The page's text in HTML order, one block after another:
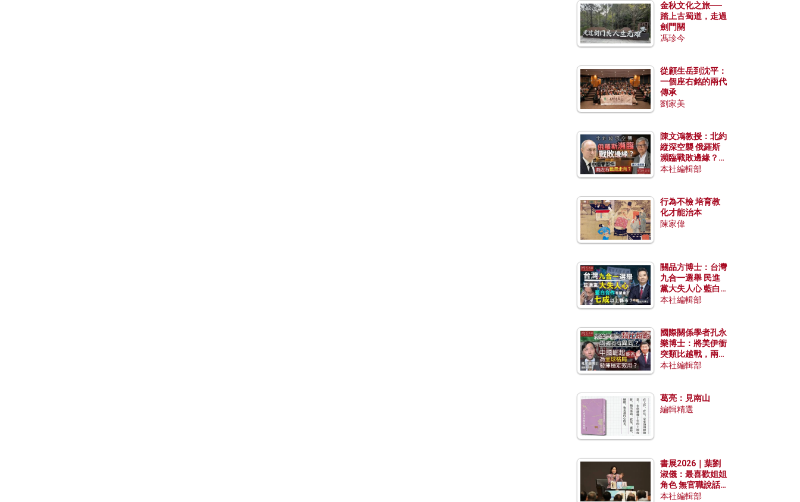
金秋文化之旅──
踏上古蜀道，走過
劍門關
馮珍今
從顧生岳到沈平：
一個座右銘的兩代
傳承
劉家美
陳文鴻教授：北約
縱深空襲 俄羅斯
瀕臨戰敗邊緣？中
國零部件能左右戰
本社編輯部
行為不檢 培育教
化才能治本
陳家偉
關品方博士：台灣
九合一選舉 民進
黨大失人心 藍白
合作有望拿下七成
本社編輯部
國際關係學者孔永
樂博士：將美伊衝
突類比越戰，兩者
有何異同？中國崛
本社編輯部
葛亮：見南山
編輯精選
書展2026｜葉劉
淑儀：最喜歡姐姐
角色 無官職說話
包袱少
本社編輯部